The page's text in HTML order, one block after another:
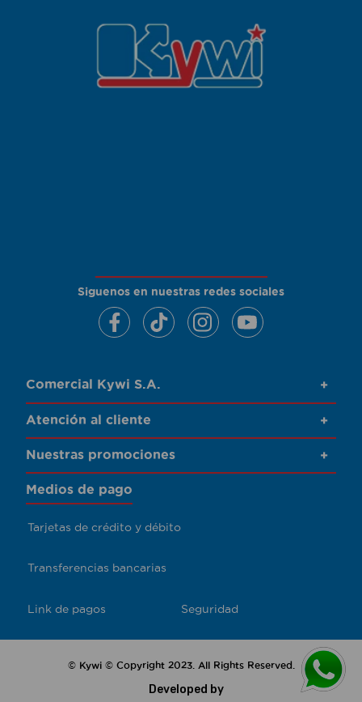
Siguenos en nuestras redes sociales
Comercial Kywi S.A. +
Atención al cliente +
Nuestras promociones +
Medios de pago
Tarjetas de crédito y débito
Transferencias bancarias
Link de pagos Seguridad
© Kywi © Copyright 2023. All Rights Reserved.